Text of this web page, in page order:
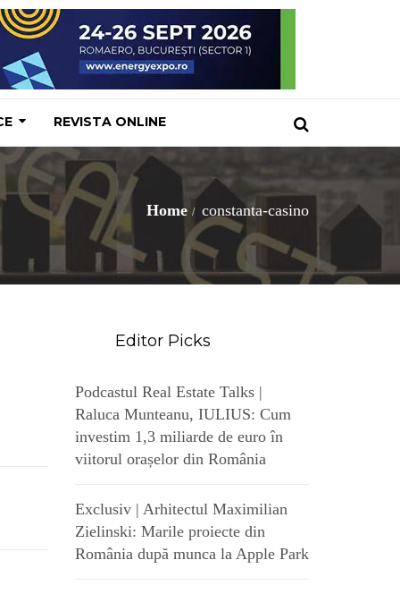
REVISTA ONLINE
Home constanta-casino
Editor Picks
Podcastul Real Estate Talks |
Raluca Munteanu, IULIUS: Cum
investim 1,3 miliarde de euro în
viitorul orașelor din România
Exclusiv | Arhitectul Maximilian
Zielinski: Marile proiecte din
România după munca la Apple Park